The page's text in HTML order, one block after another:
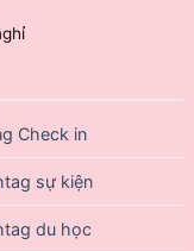
Check in
sự kiện
du học